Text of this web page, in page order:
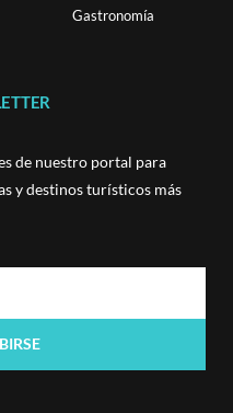
Gastronomía
de nuestro portal para
y destinos turísticos más